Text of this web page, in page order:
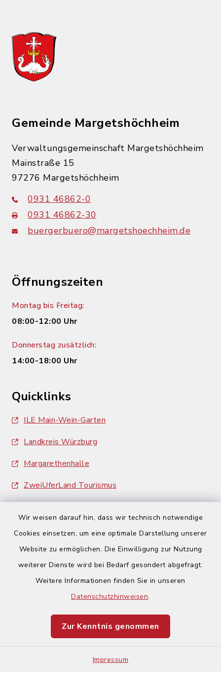
Wir weisen darauf hin, dass wir technisch notwendige
Cookies einsetzen, um eine optimale Darstellung unserer
Website zu ermöglichen. Die Einwilligung zur Nutzung
weiterer Dienste wird bei Bedarf gesondert abgefragt.
Weitere Informationen finden Sie in unseren
Datenschutzhinweisen.
Zur Kenntnis genommen
Impressum
Gemeinde Margetshöchheim
Verwaltungsgemeinschaft Margetshöchheim
Mainstraße 15
97276 Margetshöchheim
0931 46862-0
0931 46862-30
buergerbuero@margetshoechheim.de
Öffnungszeiten
Montag bis Freitag:
08:00-12:00 Uhr
Donnerstag zusätzlich:
14:00-18:00 Uhr
Quicklinks
ILE Main-Wein-Garten
Landkreis Würzburg
Margarethenhalle
ZweiUferLand Tourismus
Barrierefreiheit
Impressum
Sitemap